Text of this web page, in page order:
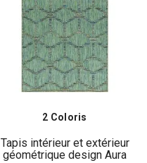
2 Coloris
Tapis intérieur et extérieur
géométrique design Aura